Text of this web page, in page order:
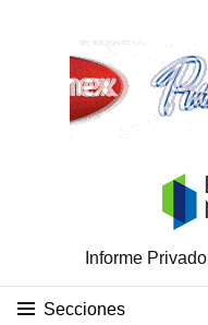
Informe Privado
Secciones